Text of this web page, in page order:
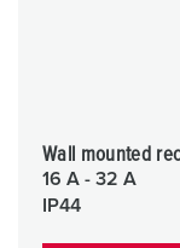
Wall mounted
16 A - 32 A
IP44